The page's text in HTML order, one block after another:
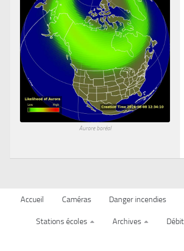
Aurore boréal
Accueil Caméras Danger incendies
Stations écoles Archives